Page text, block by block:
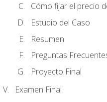
Cómo fijar el precio
Estudio del Caso
Resumen
Preguntas
Proyecto Final
Examen Final